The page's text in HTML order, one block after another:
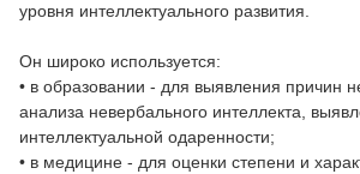
уровня интеллектуального развития.
Он широко используется:
• в образовании - для выявления причин
анализа невербального интеллекта,
интеллектуальной одаренности;
• в медицине - для оценки степени и